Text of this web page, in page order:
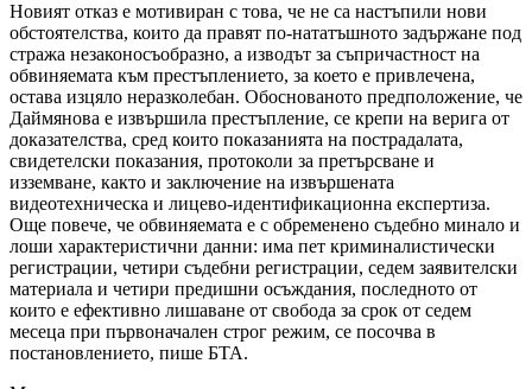
Новият отказ е мотивиран с това, че не са настъпили нови
обстоятелства, които да правят по-нататъшното задържане под
стража незаконосъобразно, а изводът за съпричастност на
обвиняемата към престъплението, за което е привлечена,
остава изцяло неразколебан. Обоснованото предположение, че
Даймянова е извършила престъпление, се крепи на верига от
доказателства, сред които показанията на пострадалата,
свидетелски показания, протоколи за претърсване и
изземване, както и заключение на извършената
видеотехническа и лицево-идентификационна експертиза.
Още повече, че обвиняемата е с обременено съдебно минало и
лоши характеристични данни: има пет криминалистически
регистрации, четири съдебни регистрации, седем заявителски
материала и четири предишни осъждания, последното от
които е ефективно лишаване от свобода за срок от седем
месеца при първоначален строг режим, се посочва в
постановлението, пише БТА.